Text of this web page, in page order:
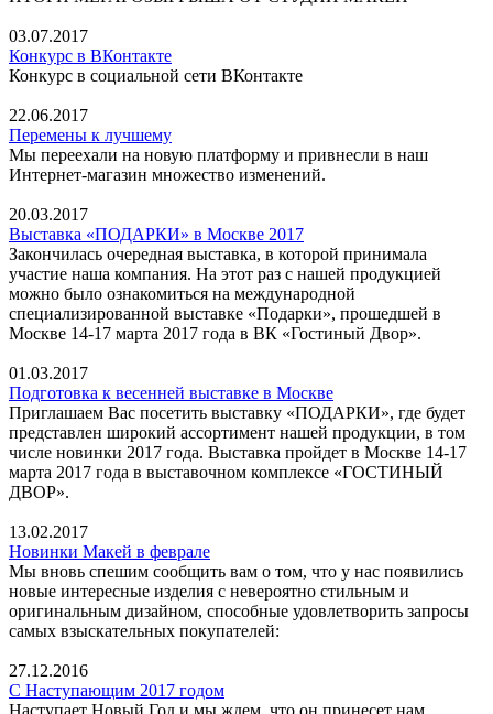
03.07.2017
Конкурс в ВКонтакте
Конкурс в социальной сети ВКонтакте
22.06.2017
Перемены к лучшему
Мы переехали на новую платформу и привнесли в наш
Интернет-магазин множество изменений.
20.03.2017
Выставка «ПОДАРКИ» в Москве 2017
Закончилась очередная выставка, в которой принимала
участие наша компания. На этот раз с нашей продукцией
можно было ознакомиться на международной
специализированной выставке «Подарки», прошедшей в
Москве 14-17 марта 2017 года в ВК «Гостиный Двор».
01.03.2017
Подготовка к весенней выставке в Москве
Приглашаем Вас посетить выставку «ПОДАРКИ», где будет
представлен широкий ассортимент нашей продукции, в том
числе новинки 2017 года. Выставка пройдет в Москве 14-17
марта 2017 года в выставочном комплексе «ГОСТИНЫЙ
ДВОР».
13.02.2017
Новинки Макей в феврале
Мы вновь спешим сообщить вам о том, что у нас появились
новые интересные изделия с невероятно стильным и
оригинальным дизайном, способные удовлетворить запросы
самых взыскательных покупателей:
27.12.2016
С Наступающим 2017 годом
Наступает Новый Год и мы ждем, что он принесет нам